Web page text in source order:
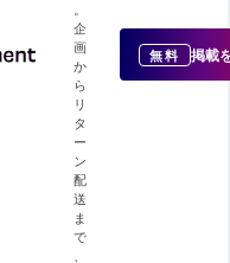
企
画
か
ら
リ
タ
ー
ン
配
送
ま
で
無料 掲載